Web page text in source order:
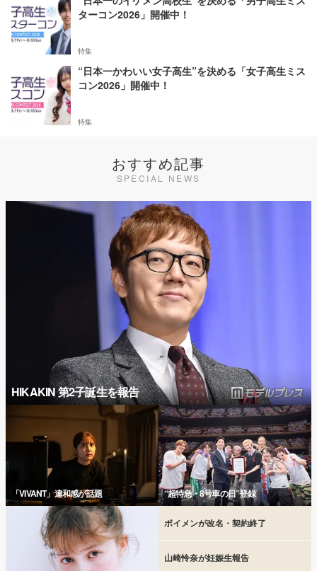
ターコン2026」開催中！
特集
“日本一かわいい女子高生”を決める「女子高生ミス
コン2026」開催中！
特集
おすすめ記事
SPECIAL NEWS
HIKAKIN 第2子誕生を報告
「VIVANT」違和感が話題 “超特急・8号車の日”登録
ボイメンが改名・契約終了
山崎怜奈が妊娠生報告